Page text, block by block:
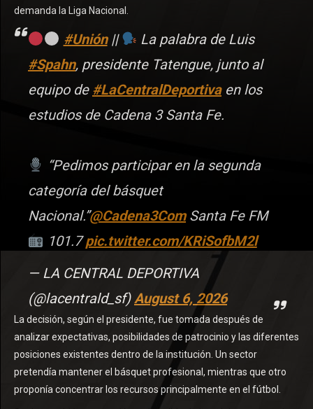
demanda la Liga Nacional.
#Unión||
La palabra de Luis
#Spahn, presidente Tatengue, junto al
equipo de #LaCentralDeportivaen los
estudios de Cadena 3 Santa Fe.
“Pedimos participar en la segunda
categoría del básquet
Nacional.”@Cadena3ComSanta Fe FM
101.7pic.twitter.com/KRiSofbM2l
— LA CENTRAL DEPORTIVA
(@lacentrald_sf)August 6, 2026
La decisión, según el presidente, fue tomada después de
analizar expectativas, posibilidades de patrocinio y las diferentes
posiciones existentes dentro de la institución. Un sector
pretendía mantener el básquet profesional, mientras que otro
proponía concentrar los recursos principalmente en el fútbol.